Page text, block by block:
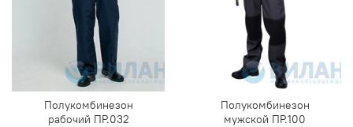
Полукомбинезон
рабочий ПР.032
Полукомбинезон
мужской ПР.100